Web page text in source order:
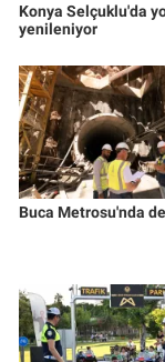
Konya Selçuklu'da
yenileniyor
Buca Metrosu'nda